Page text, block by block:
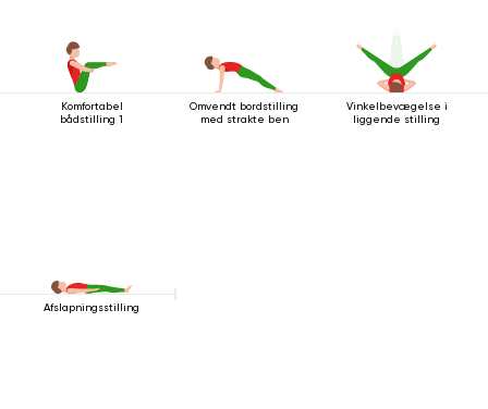
Komfortabel
bådstilling 1
Omvendt bordstilling
med strakte ben
Vinkelbevægelse i
liggende stilling
Afslapningsstilling